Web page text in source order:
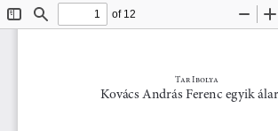
ToggleFind
of 12
Zoom
Tar Ibolya
Kovács András Ferenc egyik